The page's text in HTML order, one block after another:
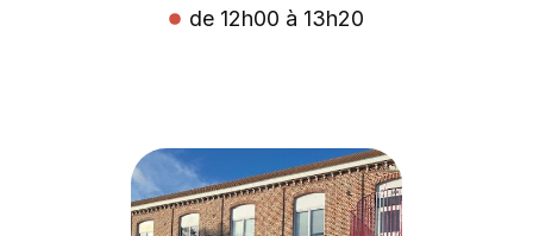
de 12h00 à 13h20